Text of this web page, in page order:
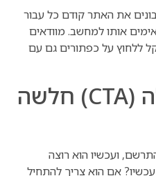
את האתר קודם כל עבור
אותו למחשב. מוודאים
ללחוץ על כפתורים גם עם
3. הנעה לפעולה (CTA) חלשה
ועכשיו הוא רוצה
אם הוא צריך להתחיל